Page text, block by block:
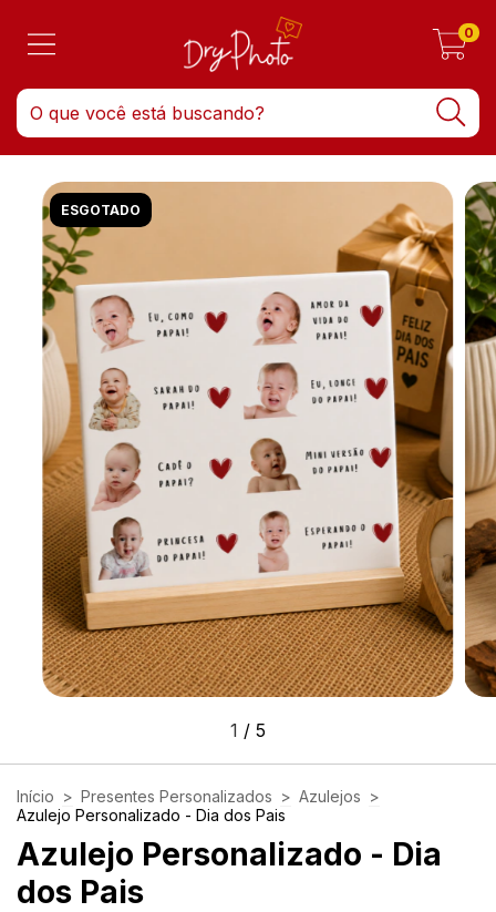
0
ESGOTADO
1 / 5
Início > Presentes Personalizados > Azulejos >
Azulejo Personalizado - Dia dos Pais
Azulejo Personalizado - Dia
dos Pais